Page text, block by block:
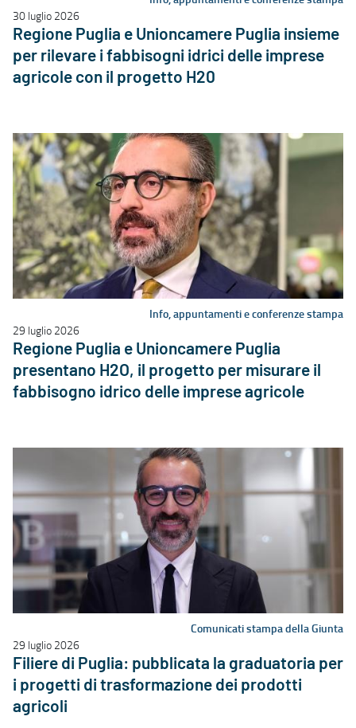
30 luglio 2026
Regione Puglia e Unioncamere Puglia insieme
per rilevare i fabbisogni idrici delle imprese
agricole con il progetto H20
Info, appuntamenti e conferenze stampa
29 luglio 2026
Regione Puglia e Unioncamere Puglia
presentano H2O, il progetto per misurare il
fabbisogno idrico delle imprese agricole
Comunicati stampa della Giunta
29 luglio 2026
Filiere di Puglia: pubblicata la graduatoria per
i progetti di trasformazione dei prodotti
agricoli